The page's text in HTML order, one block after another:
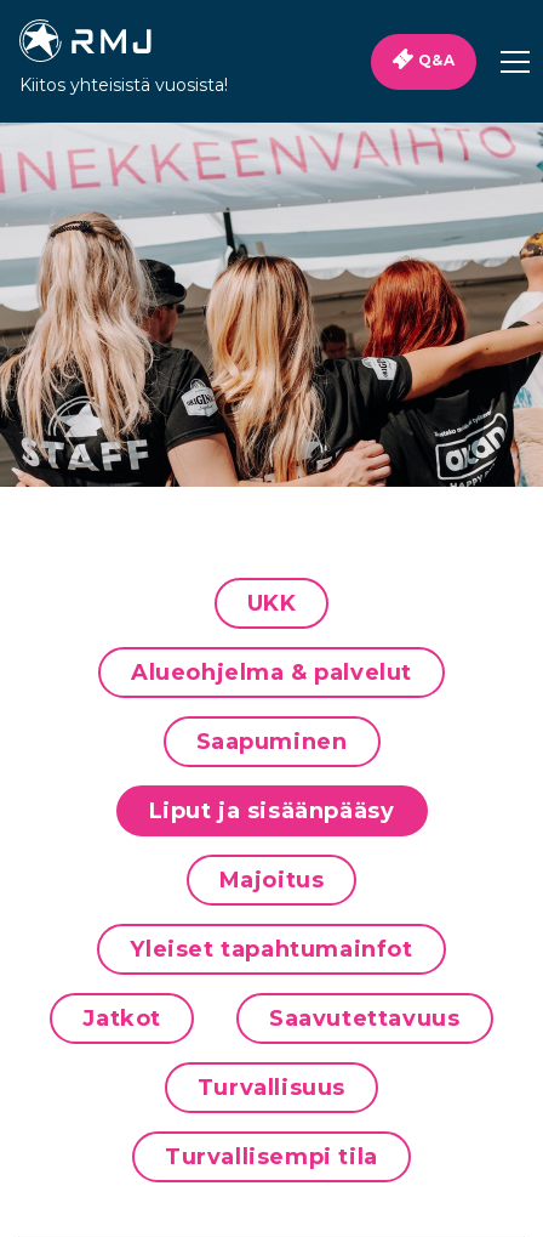
Kiitos yhteisistä vuosista!
Q&A
UKK
Alueohjelma & palvelut
Saapuminen
Liput ja sisäänpääsy
Majoitus
Yleiset tapahtumainfot
Jatkot Saavutettavuus
Turvallisuus
Turvallisempi tila